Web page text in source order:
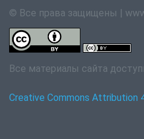
© Все права защищены |
Все материалы сайта
Creative Commons Attribution